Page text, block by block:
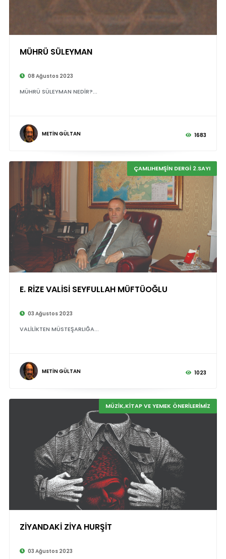
MÜHRÜ SÜLEYMAN
08 Ağustos 2023
MÜHRÜ SÜLEYMAN NEDİR?...
METİN GÜLTAN 1683
ÇAMLIHEMŞİN DERGİ 2.SAYI
E. RİZE VALİSİ SEYFULLAH MÜFTÜOĞLU
03 Ağustos 2023
VALİLİKTEN MÜSTEŞARLIĞA...
METİN GÜLTAN 1023
MÜZİK,KİTAP VE YEMEK ÖNERİLERİMİZ
ZİYANDAKİ ZİYA HURŞİT
03 Ağustos 2023